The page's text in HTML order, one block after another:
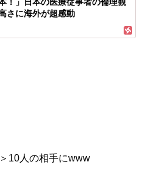
！」日本の医療従事者の倫理観
さに海外が超感動
10人の相手にwww